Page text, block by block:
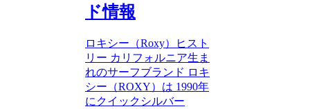
ド情報
ロキシー（Roxy）ヒスト
リー カリフォルニア生ま
れのサーフブランド ロキ
シー（ROXY）は 1990年
にクイックシルバー